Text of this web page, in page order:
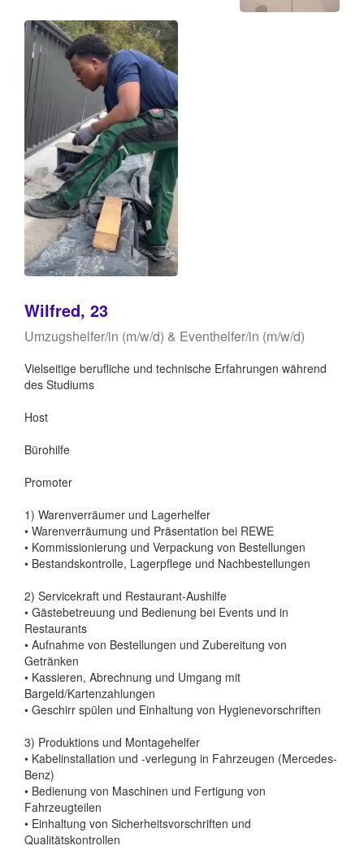
Wilfred, 23
Umzugshelfer/in (m/w/d) & Eventhelfer/in (m/w/d)
Vielseitige berufliche und technische Erfahrungen während
des Studiums
Host
Bürohilfe
Promoter
1) Warenverräumer und Lagerhelfer
• Warenverräumung und Präsentation bei REWE
• Kommissionierung und Verpackung von Bestellungen
• Bestandskontrolle, Lagerpflege und Nachbestellungen
2) Servicekraft und Restaurant-Aushilfe
• Gästebetreuung und Bedienung bei Events und in
Restaurants
• Aufnahme von Bestellungen und Zubereitung von
Getränken
• Kassieren, Abrechnung und Umgang mit
Bargeld/Kartenzahlungen
• Geschirr spülen und Einhaltung von Hygienevorschriften
3) Produktions und Montagehelfer
• Kabelinstallation und -verlegung in Fahrzeugen (Mercedes-
Benz)
• Bedienung von Maschinen und Fertigung von
Fahrzeugteilen
• Einhaltung von Sicherheitsvorschriften und
Qualitätskontrollen